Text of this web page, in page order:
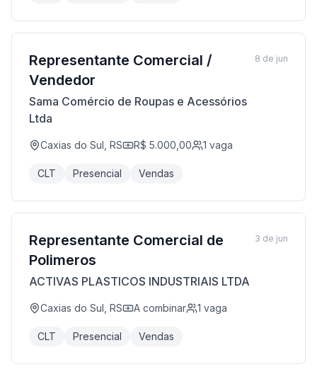
Representante Comercial /
Vendedor
Sama Comércio de Roupas e Acessórios
Ltda
Caxias do Sul, RS R$ 5.000,00 1 vaga
CLT Presencial Vendas
8 de jun
Representante Comercial de
Polimeros
ACTIVAS PLASTICOS INDUSTRIAIS LTDA
Caxias do Sul, RS A combinar 1 vaga
CLT Presencial Vendas
3 de jun